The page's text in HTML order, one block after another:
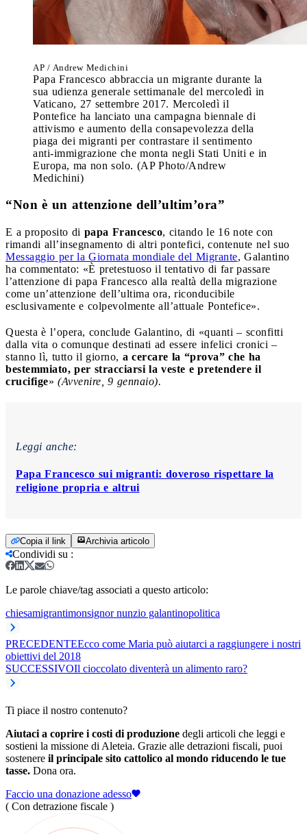
AP / Andrew Medichini
Papa Francesco abbraccia un migrante durante la
sua udienza generale settimanale del mercoledì in
Vaticano, 27 settembre 2017. Mercoledì il
Pontefice ha lanciato una campagna biennale di
attivismo e aumento della consapevolezza della
piaga dei migranti per contrastare il sentimento
anti-immigrazione che monta negli Stati Uniti e in
Europa, ma non solo. (AP Photo/Andrew
Medichini)
“Non è un attenzione dell’ultim’ora”
E a proposito di papa Francesco, citando le 16 note con
rimandi all’insegnamento di altri pontefici, contenute nel suo
Messaggio per la Giornata mondiale del Migrante, Galantino
ha commentato: «È pretestuoso il tentativo di far passare
l’attenzione di papa Francesco alla realtà della migrazione
come un’attenzione dell’ultima ora, riconducibile
esclusivamente e colpevolmente all’attuale Pontefice».
Questa è l’opera, conclude Galantino, di «quanti – sconfitti
dalla vita o comunque destinati ad essere infelici cronici –
stanno lì, tutto il giorno, a cercare la “prova” che ha
bestemmiato, per stracciarsi la veste e pretendere il
crucifige» (Avvenire, 9 gennaio).
Leggi anche:
Papa Francesco sui migranti: doveroso rispettare la
religione propria e altrui
Copia il link Archivia articolo
Condividi su :
Le parole chiave/tag associati a questo articolo:
chiesamigrantimonsignor nunzio galantinopolitica
PRECEDENTEEcco come Maria può aiutarci a raggiungere i nostri
obiettivi del 2018
SUCCESSIVOIl cioccolato diventerà un alimento raro?
Ti piace il nostro contenuto?
Aiutaci a coprire i costi di produzione degli articoli che leggi e
sostieni la missione di Aleteia. Grazie alle detrazioni fiscali, puoi
sostenere il principale sito cattolico al mondo riducendo le tue
tasse. Dona ora.
Faccio una donazione adesso
( Con detrazione fiscale )